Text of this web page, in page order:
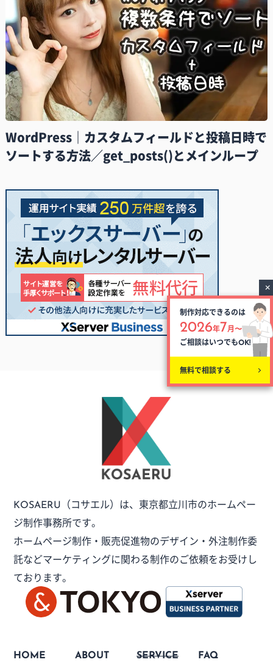
WordPress｜カスタムフィールドと投稿日時で
ソートする方法／get_posts()とメインループ
KOSAERU （コサエル）は、 東京都立川市のホームペー
ジ制作事務所です。
ホームページ制作・販売促進物のデザイン・外注制作委
託などマーケティングに関わる制作のご依頼をお受けし
ております。
HOME ABOUT SERVICE FAQ
制作対応できるのは
2026年7月〜
ご相談はいつでもOK!
無料で相談する